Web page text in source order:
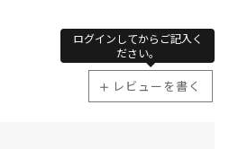
レビューを書く
ログインしてからご記入く
ださい。